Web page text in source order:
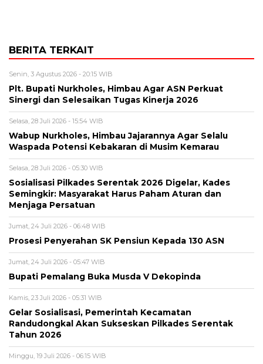
BERITA TERKAIT
Senin, 3 Agustus 2026 - 20:15 WIB
Plt. Bupati Nurkholes, Himbau Agar ASN Perkuat
Sinergi dan Selesaikan Tugas Kinerja 2026
Selasa, 28 Juli 2026 - 15:54 WIB
Wabup Nurkholes, Himbau Jajarannya Agar Selalu
Waspada Potensi Kebakaran di Musim Kemarau
Selasa, 28 Juli 2026 - 05:30 WIB
Sosialisasi Pilkades Serentak 2026 Digelar, Kades
Semingkir: Masyarakat Harus Paham Aturan dan
Menjaga Persatuan
Jumat, 24 Juli 2026 - 06:48 WIB
Prosesi Penyerahan SK Pensiun Kepada 130 ASN
Jumat, 24 Juli 2026 - 05:47 WIB
Bupati Pemalang Buka Musda V Dekopinda
Kamis, 23 Juli 2026 - 05:31 WIB
Gelar Sosialisasi, Pemerintah Kecamatan
Randudongkal Akan Sukseskan Pilkades Serentak
Tahun 2026
Minggu, 19 Juli 2026 - 06:15 WIB